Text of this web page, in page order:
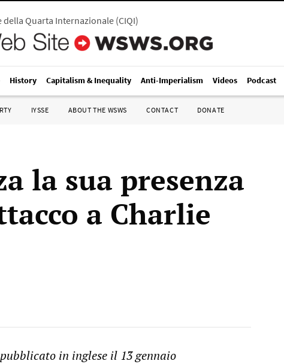
Quarta Internazionale(CIQI)
History Capitalism & Inequality Anti-Imperialism Videos Podcast
IYSSE ABOUT THE WSWS CONTACT DONATE
la sua presenza
a Charlie
in inglese il 13 gennaio